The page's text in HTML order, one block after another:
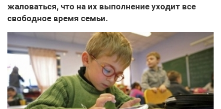
жаловаться, что на их выполнение уходит все
свободное время семьи.